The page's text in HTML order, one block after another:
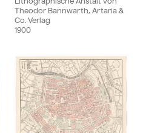
Theodor Bannwarth, Artaria &
Co. Verlag
1900